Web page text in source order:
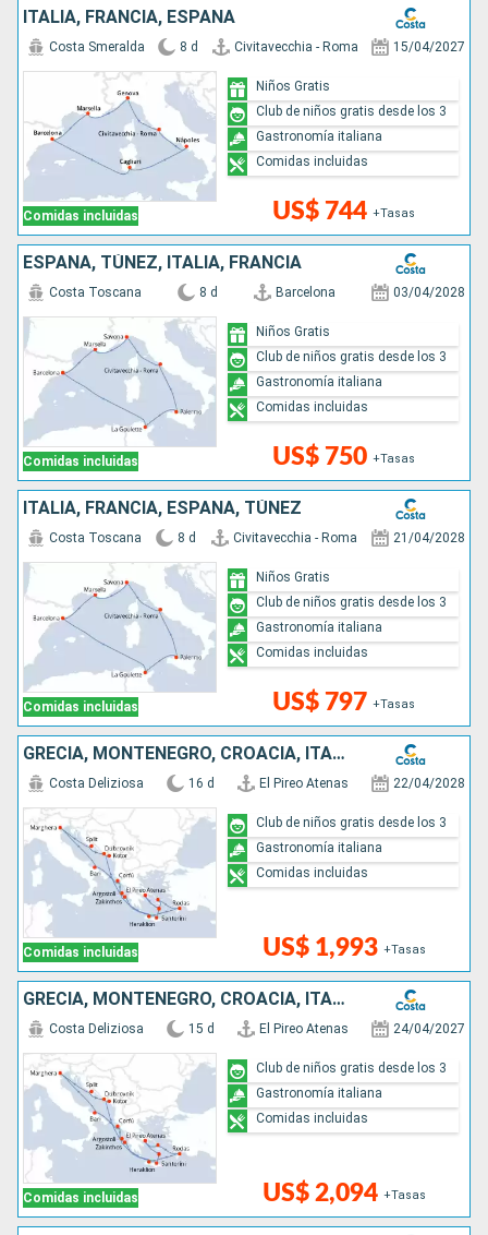
ITALIA, FRANCIA, ESPAÑA
Comidas incluidas
Costa Smeralda 8 d Civitavecchia - Roma 15/04/2027
US$ 744 +Tasas
Niños Gratis
Club de niños gratis desde los 3
Gastronomía italiana
Comidas incluidas
ESPAÑA, TÚNEZ, ITALIA, FRANCIA
Comidas incluidas
Costa Toscana 8 d Barcelona 03/04/2028
US$ 750 +Tasas
Niños Gratis
Club de niños gratis desde los 3
Gastronomía italiana
Comidas incluidas
ITALIA, FRANCIA, ESPAÑA, TÚNEZ
Comidas incluidas
Costa Toscana 8 d Civitavecchia - Roma 21/04/2028
US$ 797 +Tasas
Niños Gratis
Club de niños gratis desde los 3
Gastronomía italiana
Comidas incluidas
GRECIA, MONTENEGRO, CROACIA, ITALIA
Comidas incluidas
Costa Deliziosa 16 d El Pireo Atenas 22/04/2028
US$ 1,993 +Tasas
Club de niños gratis desde los 3
Gastronomía italiana
Comidas incluidas
GRECIA, MONTENEGRO, CROACIA, ITALIA
Comidas incluidas
Costa Deliziosa 15 d El Pireo Atenas 24/04/2027
US$ 2,094 +Tasas
Club de niños gratis desde los 3
Gastronomía italiana
Comidas incluidas